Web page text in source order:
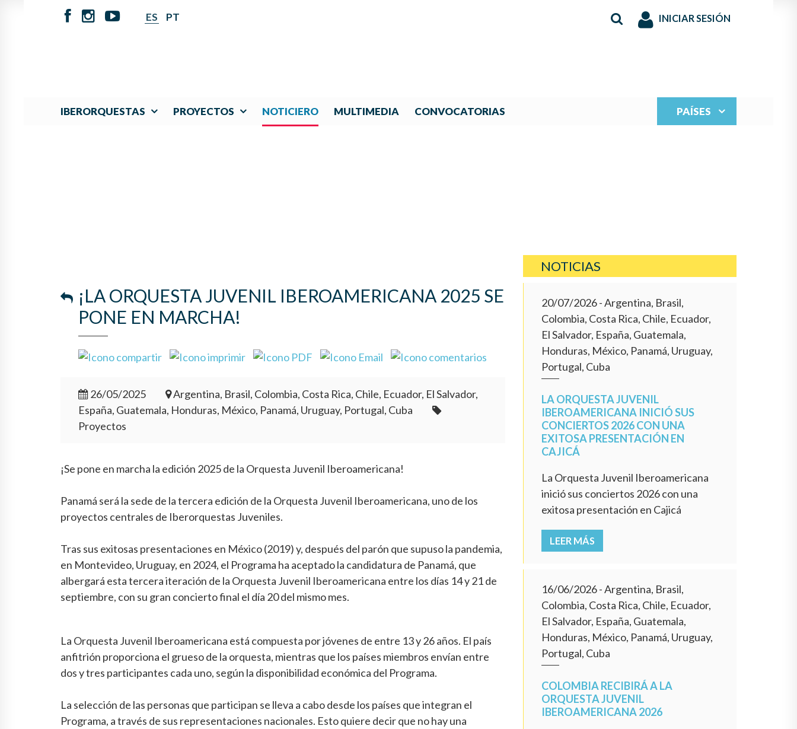
ES PT INICIAR SESIÓN
IBERORQUESTAS PROYECTOS NOTICIERO MULTIMEDIA CONVOCATORIAS PAÍSES
¡LA ORQUESTA JUVENIL IBEROAMERICANA 2025 SE
PONE EN MARCHA!
26/05/2025
Argentina, Brasil, Colombia, Costa Rica, Chile, Ecuador, El Salvador,
España, Guatemala, Honduras, México, Panamá, Uruguay, Portugal, Cuba
Proyectos
¡Se pone en marcha la edición 2025 de la Orquesta Juvenil Iberoamericana!
Panamá será la sede de la tercera edición de la Orquesta Juvenil Iberoamericana, uno de los
proyectos centrales de Iberorquestas Juveniles.
Tras sus exitosas presentaciones en México (2019) y, después del parón que supuso la pandemia,
en Montevideo, Uruguay, en 2024, el Programa ha aceptado la candidatura de Panamá, que
albergará esta tercera iteración de la Orquesta Juvenil Iberoamericana entre los días 14 y 21 de
septiembre, con su gran concierto final el día 20 del mismo mes.
La Orquesta Juvenil Iberoamericana está compuesta por jóvenes de entre 13 y 26 años. El país
anfitrión proporciona el grueso de la orquesta, mientras que los países miembros envían entre
dos y tres participantes cada uno, según la disponibilidad económica del Programa.
La selección de las personas que participan se lleva a cabo desde los países que integran el
Programa, a través de sus representaciones nacionales. Esto quiere decir que no hay una
NOTICIAS
20/07/2026- Argentina, Brasil,
Colombia, Costa Rica, Chile, Ecuador,
El Salvador, España, Guatemala,
Honduras, México, Panamá, Uruguay,
Portugal, Cuba
LA ORQUESTA JUVENIL
IBEROAMERICANA INICIÓ SUS
CONCIERTOS 2026 CON UNA
EXITOSA PRESENTACIÓN EN
CAJICÁ
La Orquesta Juvenil Iberoamericana
inició sus conciertos 2026 con una
exitosa presentación en Cajicá
LEER MÁS
16/06/2026- Argentina, Brasil,
Colombia, Costa Rica, Chile, Ecuador,
El Salvador, España, Guatemala,
Honduras, México, Panamá, Uruguay,
Portugal, Cuba
COLOMBIA RECIBIRÁ A LA
ORQUESTA JUVENIL
IBEROAMERICANA 2026